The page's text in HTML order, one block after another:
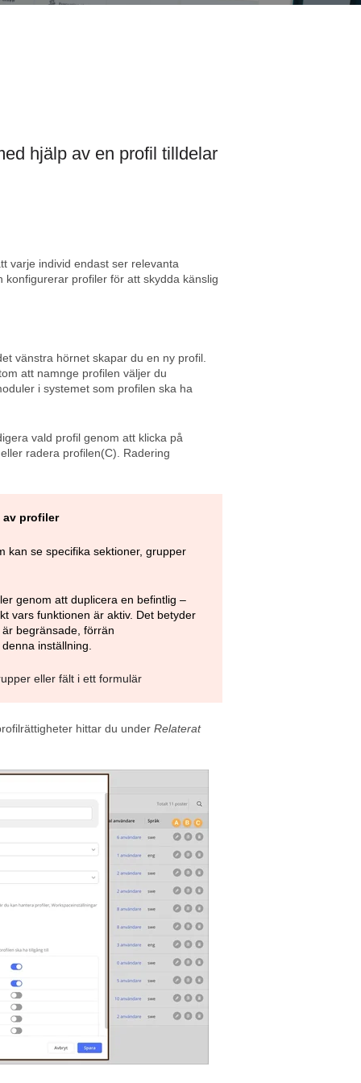
hjälp av en profil tilldelar
varje individ endast ser relevanta
profiler för att skydda känslig
vänstra hörnet skapar du en ny profil.
att namnge profilen väljer du
i systemet som profilen ska ha
vald profil genom att klicka på
radera profilen(C). Radering
av profiler
kan se specifika sektioner, grupper
genom att duplicera en befintlig –
vars funktionen är aktiv. Det betyder
begränsade, förrän
inställning.
eller fält i ett formulär
hittar du under Relaterat